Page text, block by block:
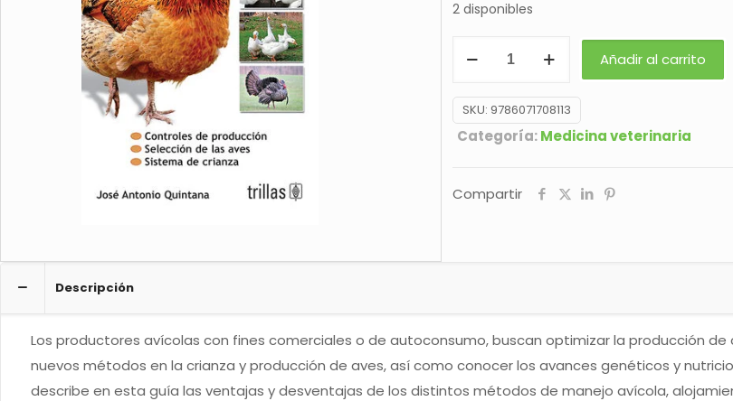
2 disponibles
DE
LAS
MÁS
Añadir al carrito
SKU: 9786071708113
Categoría:Medicina veterinaria
Compartir
Descripción
Los productores avícolas con fines comerciales o de autoconsumo, buscan optimizar la producción
nuevos métodos en la crianza y producción de aves, así como conocer los avances genéticos y
describe en esta guía las ventajas y desventajas de los distintos métodos de manejo avícola,